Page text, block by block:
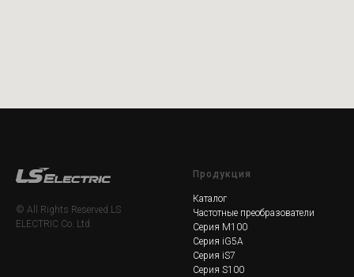
© All Rights Reserved.LS
ELECTRIC Co. Ltd.
Продукция
Каталог
Частотные преобразователи
Серия M100
Серия iG5A
Серия iS7
Серия S100